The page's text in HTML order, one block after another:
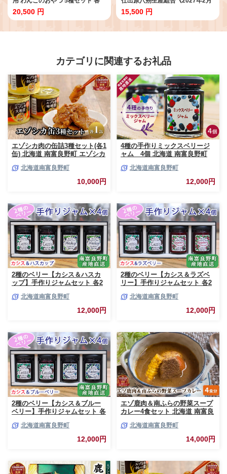
60g Bowwowwon 《30日以内に
出荷予定(土日祝除く)》｜ 犬用お
ット 犬 おやつ ペットのおやつ 犬
20,500 円
上旬‐3月上旬頃出荷》 徳島県 美
馬市 果物 くだもの フルーツ 特選
10kg 八朔 大玉 八朔 10kg 園 八朔
15,500 円
カテゴリに関連するお礼品
エゾシカ肉の缶詰3種セット(各1
缶) 北海道 南富良野町 エゾシカ
合せ ジビエ 加工品 北海道産 国
産 おつまみ おかず 高たんぱく
低脂肪 鉄分 カレー 味噌 食べや
北海道南富良野町
10,000円
4種の手作りミックスベリージ
ャム 4個 北海道 南富良野町
合せ ブルーベリー てんさい糖
酸味 甘味 香り 甘酸っぱい 美味
北海道南富良野町
12,000円
2種のベリー【カシス＆ハスカ
ップ】手作りジャムセット 各2
シス ハスカップ ソース 果実 て
んさい糖 無農薬 ポリフェノー
北海道南富良野町
12,000円
2種のベリー【カシス＆ラズベ
リー】手作りジャムセット 各2
リー カシス ラズベリー ソース
果実 てんさい糖 無農薬
北海道南富良野町
12,000円
2種のベリー【カシス＆ブルー
ベリー】手作りジャムセット 各
ベリー カシス ブルーベリー ソ
ース 果実 てんさい糖 無農薬 甘
北海道南富良野町
12,000円
エゾ鹿肉＆南ふらの野菜スープ
カレー4食セット 北海道 南富良
スープカレー セット 詰合せ 加
北海道南富良野町
14,000円